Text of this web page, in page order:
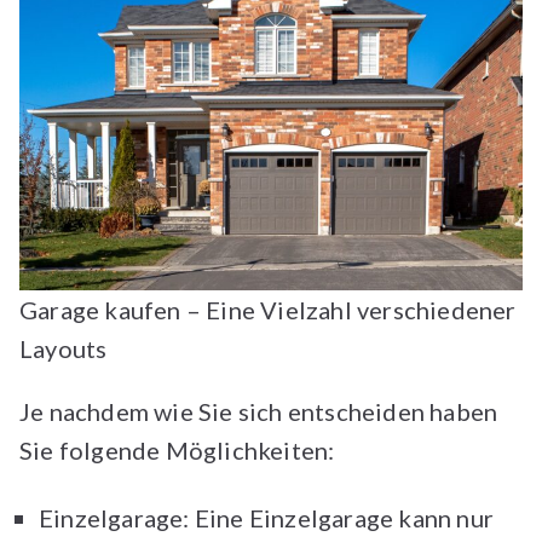
Garage kaufen – Eine Vielzahl verschiedener
Layouts
Je nachdem wie Sie sich entscheiden haben
Sie folgende Möglichkeiten:
Einzelgarage: Eine Einzelgarage kann nur